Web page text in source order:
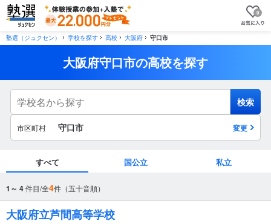
0
塾選（ジュクセン） 学校を探す 高校 大阪府 守口市
大阪府守口市の高校を探す
検索
市区町村 守口市 変更
市区町村
すべて 国公立 私立
1～ 4件目/全4件（五十音順）
大阪府立芦間高等学校